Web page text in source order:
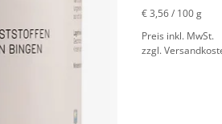
€ 3,56/ 100 g
Preis inkl. MwSt.
zzgl.